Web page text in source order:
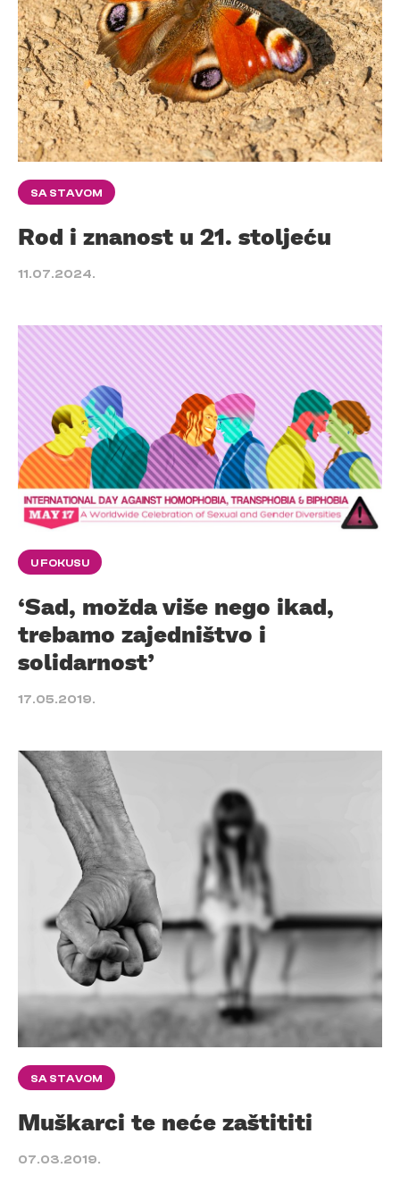
SA STAVOM
Rod i znanost u 21. stoljeću
11.07.2024.
U FOKUSU
‘Sad, možda više nego ikad,
trebamo zajedništvo i
solidarnost’
17.05.2019.
SA STAVOM
Muškarci te neće zaštititi
07.03.2019.